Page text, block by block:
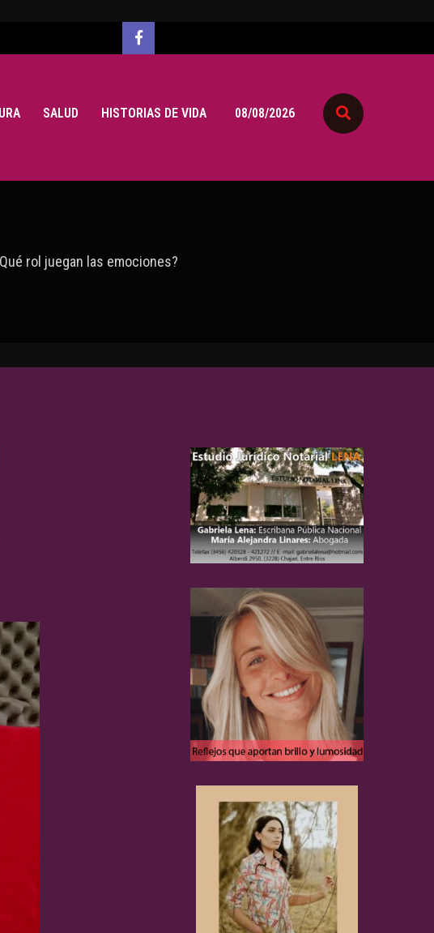
SALUD HISTORIAS DE VIDA 08/08/2026
rol juegan las emociones?